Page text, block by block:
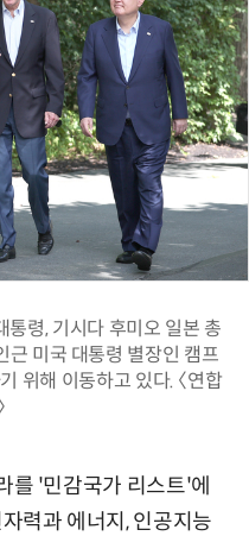
령, 기시다 후미오 일본 총
근 미국 대통령 별장인 캠프
위해 이동하고 있다. 〈연합
를 '민감국가 리스트'에
력과 에너지, 인공지능